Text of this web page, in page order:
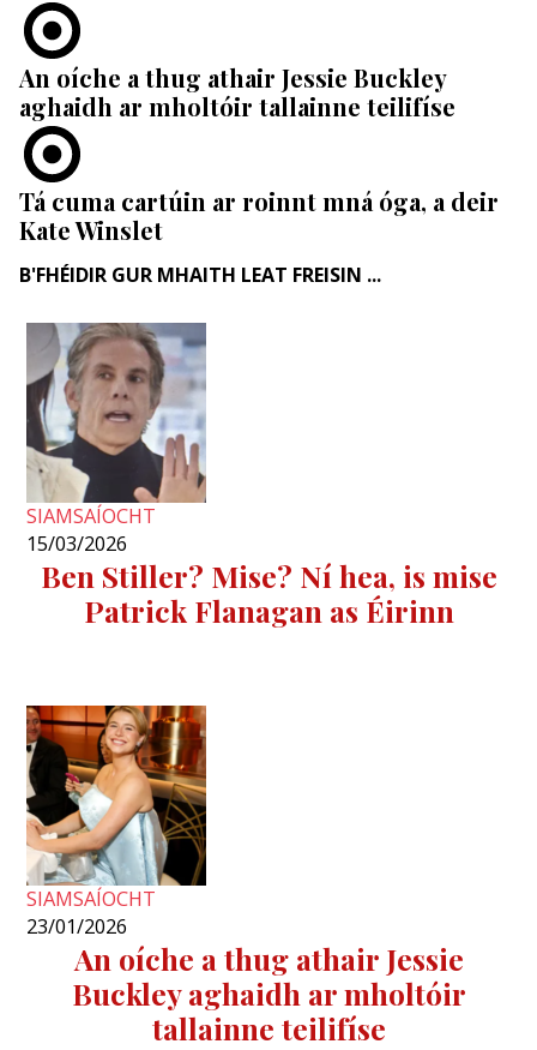
An oíche a thug athair Jessie Buckley
aghaidh ar mholtóir tallainne teilifíse
Tá cuma cartúin ar roinnt mná óga, a deir
Kate Winslet
B'FHÉIDIR GUR MHAITH LEAT FREISIN ...
SIAMSAÍOCHT
15/03/2026
Ben Stiller? Mise? Ní hea, is mise
Patrick Flanagan as Éirinn
SIAMSAÍOCHT
23/01/2026
An oíche a thug athair Jessie
Buckley aghaidh ar mholtóir
tallainne teilifíse